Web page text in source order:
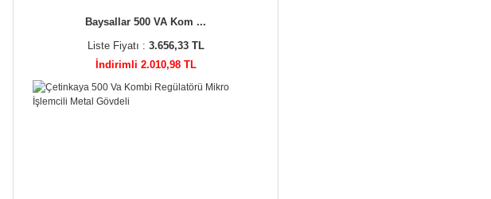
Baysallar 500 VA Kom ...
Liste Fiyatı : 3.656,33 TL
İndirimli 2.010,98 TL